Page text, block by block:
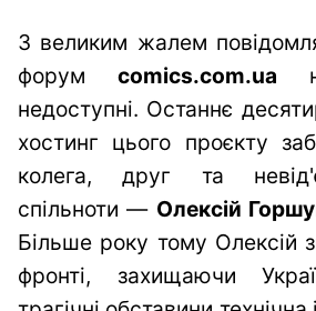
З великим жалем
форум comics.com.ua
недоступні. Останнє
хостинг цього проєкту
колега, друг та
спільноти — Олексій
Більше року тому Олексій
фронті, захищаючи